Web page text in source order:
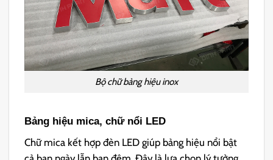
Bộ chữ bảng hiệu inox
Bảng hiệu mica, chữ nổi LED
Chữ mica kết hợp đèn LED giúp bảng hiệu nổi bật